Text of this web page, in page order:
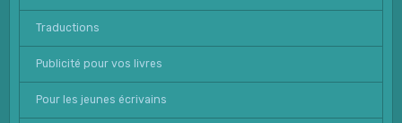
Traductions
Publicité pour vos livres
Pour les jeunes écrivains